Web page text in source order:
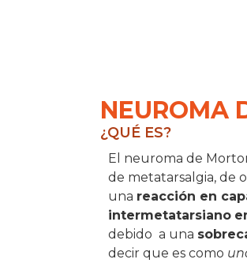
NEUROMA
¿QUÉ ES?
El neuroma de
de metatarsalgia, de
una reacción en
intermetatarsiano
debido a una
decir que es como